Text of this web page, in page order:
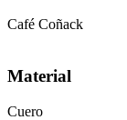
Café Coñack
Material
Cuero